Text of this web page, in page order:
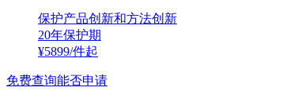
保护产品创新和方法创新
20年保护期
¥5899/件起
免费查询能否申请